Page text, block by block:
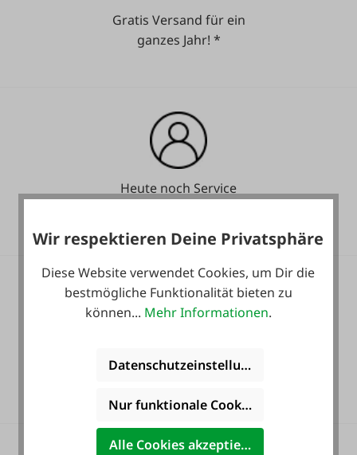
Gratis Versand für ein
ganzes Jahr! *
Heute noch Service
36 Monate
Langzeit-Garantie.
Wir respektieren Deine Privatsphäre
Diese Website verwendet Cookies, um Dir die
bestmögliche Funktionalität bieten zu
können... Mehr Informationen.
Datenschutzeinstellungen
Nur funktionale Cookies akzeptieren
Alle Cookies akzeptieren